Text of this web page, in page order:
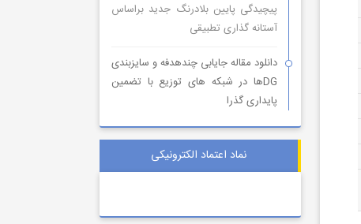
پیچیدگی پایین بلادرنگ جدید براساس
آستانه گذاری تطبیقی
دانلود مقاله جایابی چندهدفه و سایزبندی
DGها در شبکه های توزیع با تضمین
پایداری گذرا
نماد اعتماد الکترونیکی